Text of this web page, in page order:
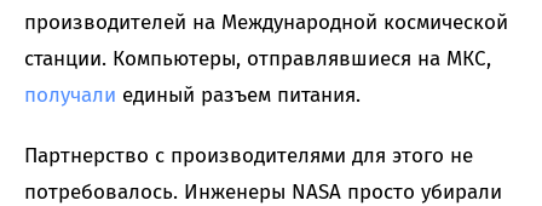
производителей на Международной космической
станции. Компьютеры, отправлявшиеся на МКС,
получали единый разъем питания.
Партнерство с производителями для этого не
потребовалось. Инженеры NASA просто убирали